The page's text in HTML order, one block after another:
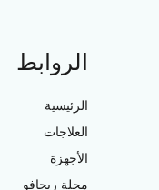
الروابط
الرئيسية
العلاجات
الأجهزة
مجلة ريجافو